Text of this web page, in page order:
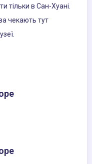
тільки в Сан-Хуані.
чекають тут